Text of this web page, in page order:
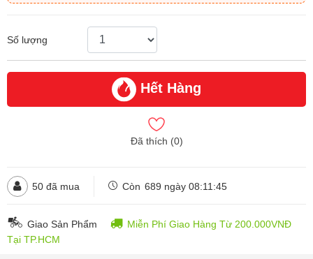
Số lượng
Hết Hàng
Đã thích (0)
50 đã mua Còn 689 ngày 08:11:43
Giao Sản Phẩm
Miễn Phí Giao Hàng Từ 200.000VNĐ
Tại TP.HCM